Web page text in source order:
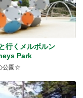
行くメルボルン
Park
公園☆